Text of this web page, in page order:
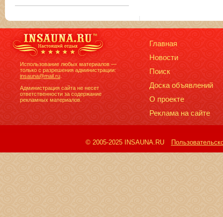
Использование любых материалов —
только с разрешения администрации:
insauna@mail.ru
Администрация сайта не несет
ответственности за содержание
рекламных материалов.
Главная
Новости
Поиск
Доска объявлений
О проекте
Реклама на сайте
© 2005-2025 INSAUNA.RU